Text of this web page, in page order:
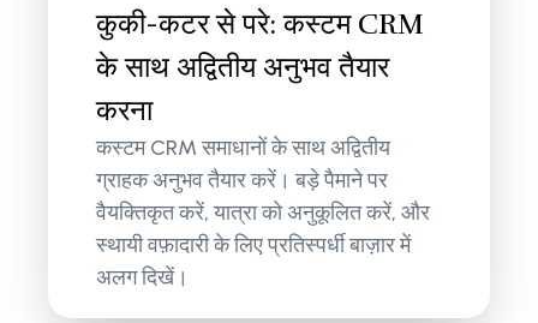
कुकी-कटर से परे: कस्टम CRM
के साथ अद्वितीय अनुभव तैयार
करना
कस्टम CRM समाधानों के साथ अद्वितीय
ग्राहक अनुभव तैयार करें। बड़े पैमाने पर
वैयक्तिकृत करें, यात्रा को अनुकूलित करें, और
स्थायी वफ़ादारी के लिए प्रतिस्पर्धी बाज़ार में
अलग दिखें।